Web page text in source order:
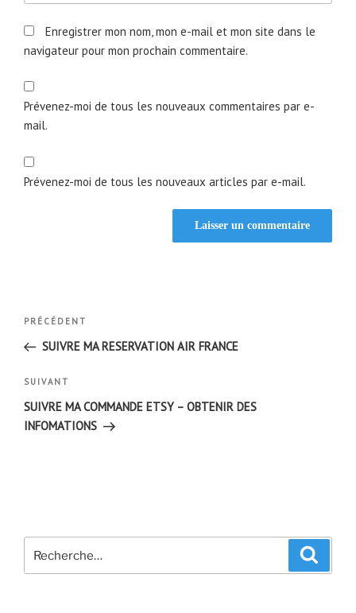
Enregistrer mon nom, mon e-mail et mon site dans le
navigateur pour mon prochain commentaire.
Prévenez-moi de tous les nouveaux commentaires par e-
mail.
Prévenez-moi de tous les nouveaux articles par e-mail.
Navigation
l’article
Article
précédent
PRÉCÉDENT
SUIVRE MA RESERVATION AIR FRANCE
Article
suivant
SUIVANT
SUIVRE MA COMMANDE ETSY – OBTENIR DES
INFOMATIONS
pour